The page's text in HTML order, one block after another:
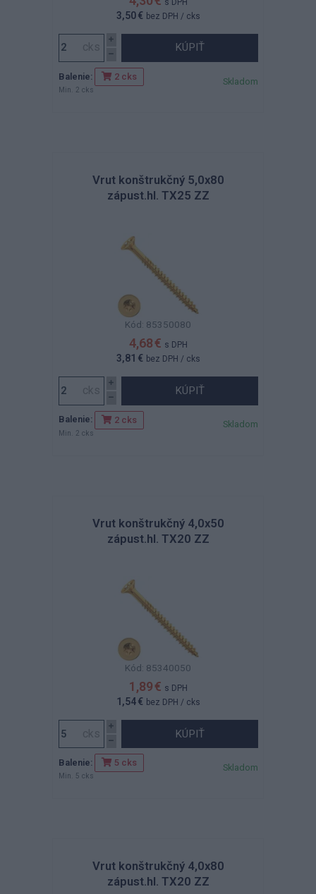
3,50 € bez DPH / cks
KÚPIŤ
Balenie: 2 cks
Min. 2 cks
Skladom
Vrut konštrukčný 5,0x80
zápust.hl. TX25 ZZ
Kód: 85350080
4,68 € s DPH
3,81 € bez DPH / cks
KÚPIŤ
Balenie: 2 cks
Min. 2 cks
Skladom
Vrut konštrukčný 4,0x50
zápust.hl. TX20 ZZ
Kód: 85340050
1,89 € s DPH
1,54 € bez DPH / cks
KÚPIŤ
Balenie: 5 cks
Min. 5 cks
Skladom
Vrut konštrukčný 4,0x80
zápust.hl. TX20 ZZ